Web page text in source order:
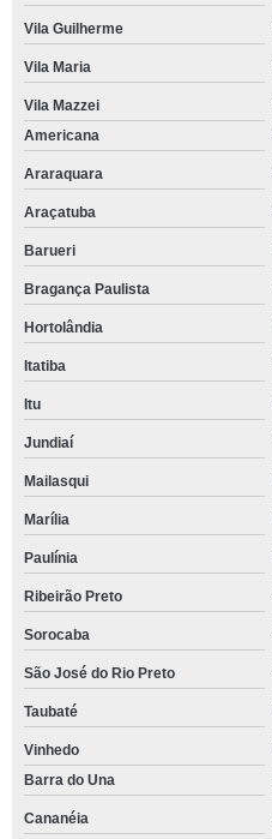
Vila Guilherme
Vila Maria
Vila Mazzei
Americana
Araraquara
Araçatuba
Barueri
Bragança Paulista
Hortolândia
Itatiba
Itu
Jundiaí
Mailasqui
Marília
Paulínia
Ribeirão Preto
Sorocaba
São José do Rio Preto
Taubaté
Vinhedo
Barra do Una
Cananéia